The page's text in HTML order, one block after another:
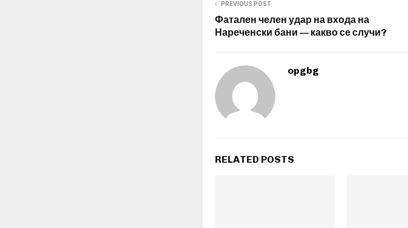
PREVIOUS POST
Фатален челен удар на входа на
Нареченски бани — какво се случи?
opgbg
RELATED POSTS